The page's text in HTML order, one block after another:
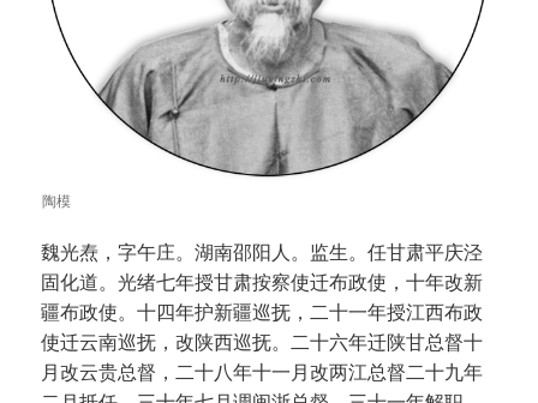
陶模
魏光焘，字午庄。湖南邵阳人。监生。任甘肃平庆泾
固化道。光绪七年授甘肃按察使迁布政使，十年改新
疆布政使。十四年护新疆巡抚，二十一年授江西布政
使迁云南巡抚，改陕西巡抚。二十六年迁陕甘总督十
月改云贵总督，二十八年十一月改两江总督二十九年